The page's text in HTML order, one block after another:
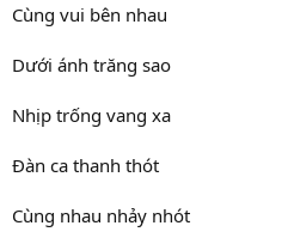
Cùng vui bên nhau
Dưới ánh trăng sao
Nhịp trống vang xa
Đàn ca thanh thót
Cùng nhau nhảy nhót